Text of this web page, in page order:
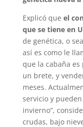
Explicó que el
que se tiene en
de genética, o
así es como le
que la cabaña
un brete, y
meses.
servicio y
invierno”,
crudas, bajo